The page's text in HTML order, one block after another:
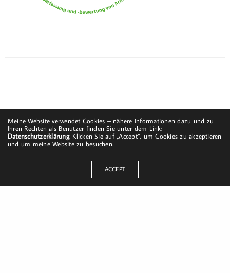
Meine Website verwendet Cookies – nähere Informationen dazu und zu
Ihren Rechten als Benutzer finden Sie unter dem Link:
Datenschutzerklärung. Klicken Sie auf „Accept“, um Cookies zu akzeptieren
und um meine Website zu besuchen.
ACCEPT